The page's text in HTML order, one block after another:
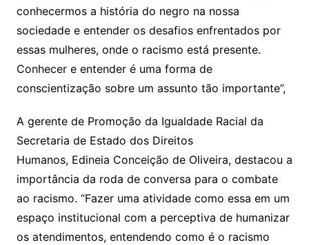
conhecermos a história do negro na nossa
sociedade e entender os desafios enfrentados por
essas mulheres, onde o racismo está presente.
Conhecer e entender é uma forma de
conscientização sobre um assunto tão importante”,
A gerente de Promoção da Igualdade Racial da
Secretaria de Estado dos Direitos
Humanos, Edineia Conceição de Oliveira, destacou a
importância da roda de conversa para o combate
ao racismo. “Fazer uma atividade como essa em um
espaço institucional com a perceptiva de humanizar
os atendimentos, entendendo como é o racismo